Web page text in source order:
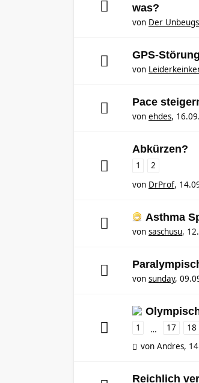
was?
von Der
GPS-
von
Pace
von ehdes,
Abkürzen?
1
2
von DrProf,
Asthma
von saschusu,
von sunday,
1 … 17 18
von Andres,
Reichlich